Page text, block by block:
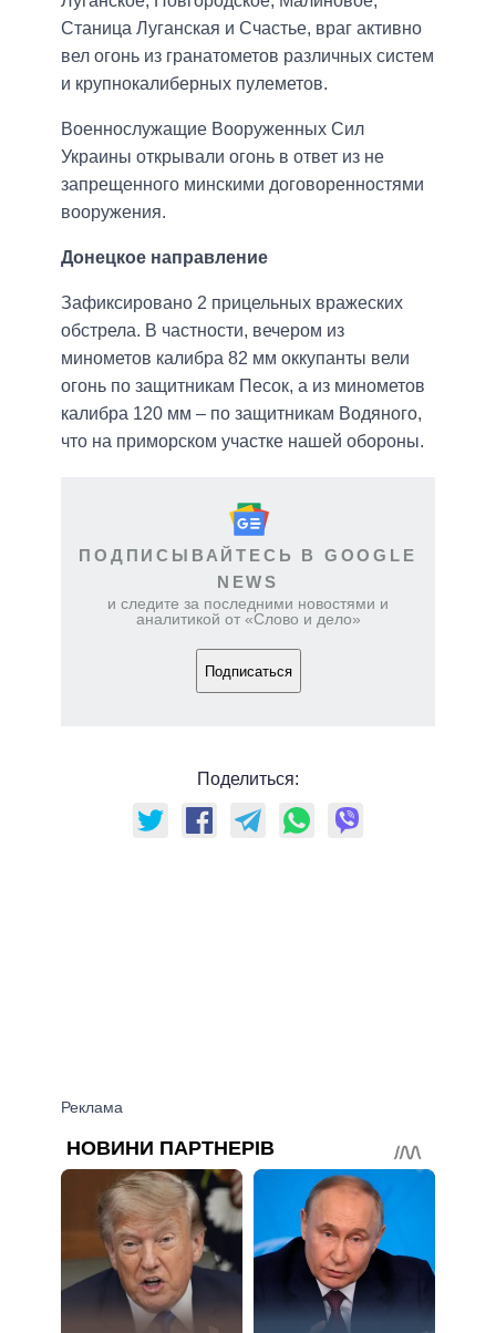
Станица Луганская и Счастье, враг активно
вел огонь из гранатометов различных систем
и крупнокалиберных пулеметов.
Военнослужащие Вооруженных Сил
Украины открывали огонь в ответ из не
запрещенного минскими договоренностями
вооружения.
Донецкое направление
Зафиксировано 2 прицельных вражеских
обстрела. В частности, вечером из
минометов калибра 82 мм оккупанты вели
огонь по защитникам Песок, а из минометов
калибра 120 мм – по защитникам Водяного,
что на приморском участке нашей обороны.
ПОДПИСЫВАЙТЕСЬ В GOOGLE
NEWS
и следите за последними новостями и
аналитикой от «Слово и дело»
Подписаться
Поделиться: